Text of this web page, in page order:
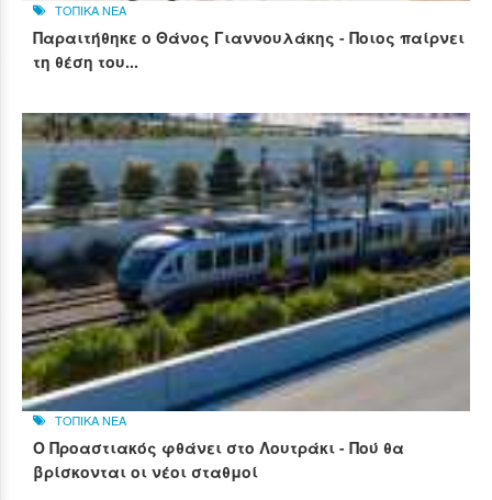
ΤΟΠΙΚΑ ΝΕΑ
Παραιτήθηκε ο Θάνος Γιαννουλάκης - Ποιος παίρνει
τη θέση του...
ΤΟΠΙΚΑ ΝΕΑ
Ο Προαστιακός φθάνει στο Λουτράκι - Πού θα
βρίσκονται οι νέοι σταθμοί